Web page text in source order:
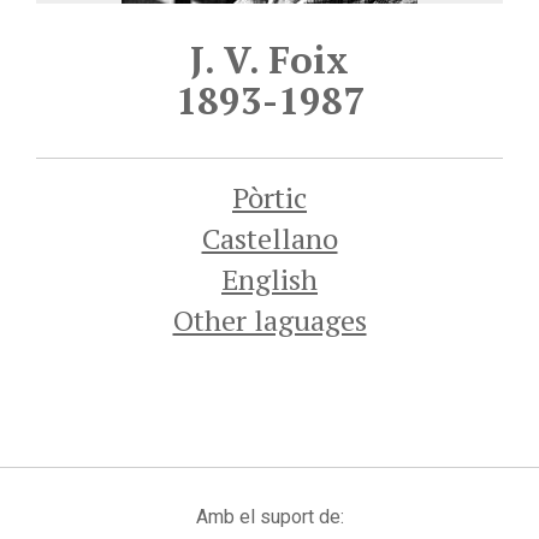
J. V. Foix
1893-1987
Pòrtic
Castellano
English
Other laguages
Amb el suport de: